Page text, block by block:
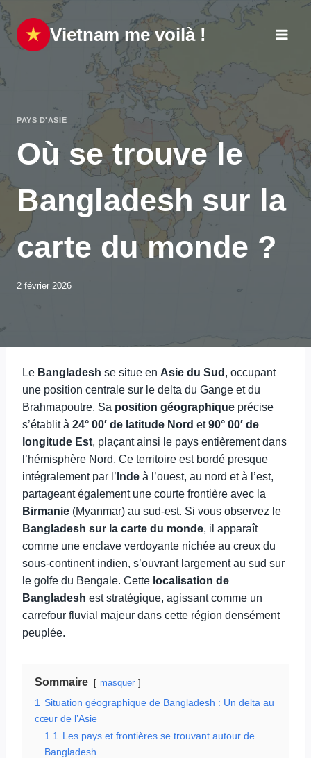
Aller
au
contenu
Vietnam me voilà !
PAYS D'ASIE
Où se trouve le
Bangladesh sur la
carte du monde ?
2 février 2026
Le Bangladesh se situe en Asie du Sud , occupant
une position centrale sur le delta du Gange et du
Brahmapoutre. Sa position géographique précise
s’établit à 24° 00′ de latitude Nord et90° 00′ de
longitude Est, plaçant ainsi le pays entièrement dans
l’hémisphère Nord. Ce territoire est bordé presque
intégralement par l’ Inde à l’ouest, au nord et à l’est,
partageant également une courte frontière avec la
Birmanie (Myanmar) au sud-est. Si vous observez le
Bangladesh sur la carte du monde, il apparaît
comme une enclave verdoyante nichée au creux du
sous-continent indien, s’ouvrant largement au sud sur
le golfe du Bengale. Cette localisation de
Bangladesh est stratégique, agissant comme un
carrefour fluvial majeur dans cette région densément
peuplée.
Sommaire masquer
1 Situation géographique de Bangladesh : Un delta au
cœur de l’Asie
1.1
Les pays et frontières se trouvant autour de
Bangladesh